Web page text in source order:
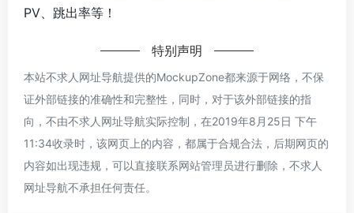
PV、跳出率等！
特别声明
本站不求人网址导航提供的MockupZone都来源于网络，不保
证外部链接的准确性和完整性，同时，对于该外部链接的指
向，不由不求人网址导航实际控制，在2019年8月25日 下午
11:34收录时，该网页上的内容，都属于合规合法，后期网页的
内容如出现违规，可以直接联系网站管理员进行删除，不求人
网址导航不承担任何责任。